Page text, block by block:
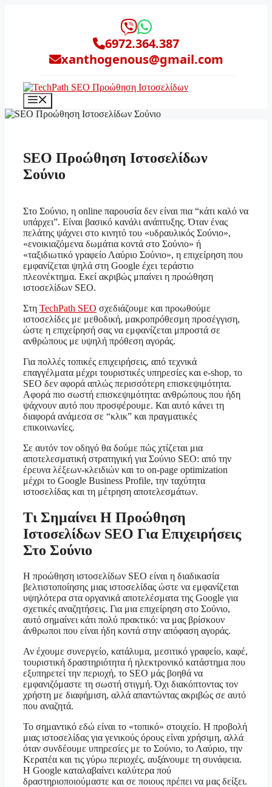
6972.364.387
xanthogenous@gmail.com
SEO Προώθηση Ιστοσελίδων
Σούνιο
Στο Σούνιο, η online παρουσία δεν είναι πια “κάτι καλό να
υπάρχει”. Είναι βασικό κανάλι ανάπτυξης. Όταν ένας
πελάτης ψάχνει στο κινητό του «υδραυλικός Σούνιο»,
«ενοικιαζόμενα δωμάτια κοντά στο Σούνιο» ή
«ταξιδιωτικό γραφείο Λαύριο Σούνιο», η επιχείρηση που
εμφανίζεται ψηλά στη Google έχει τεράστιο
πλεονέκτημα. Εκεί ακριβώς μπαίνει η προώθηση
ιστοσελίδων SEO.
Στη TechPath SEO σχεδιάζουμε και προωθούμε
ιστοσελίδες με μεθοδική, μακροπρόθεσμη προσέγγιση,
ώστε η επιχείρησή σας να εμφανίζεται μπροστά σε
ανθρώπους με υψηλή πρόθεση αγοράς.
Για πολλές τοπικές επιχειρήσεις, από τεχνικά
επαγγέλματα μέχρι τουριστικές υπηρεσίες και e-shop, το
SEO δεν αφορά απλώς περισσότερη επισκεψιμότητα.
Αφορά πιο σωστή επισκεψιμότητα: ανθρώπους που ήδη
ψάχνουν αυτό που προσφέρουμε. Και αυτό κάνει τη
διαφορά ανάμεσα σε “κλικ” και πραγματικές
επικοινωνίες.
Σε αυτόν τον οδηγό θα δούμε πώς χτίζεται μια
αποτελεσματική στρατηγική για Σούνιο SEO: από την
έρευνα λέξεων-κλειδιών και το on-page optimization
μέχρι το Google Business Profile, την ταχύτητα
ιστοσελίδας και τη μέτρηση αποτελεσμάτων.
Τι Σημαίνει Η Προώθηση
Ιστοσελίδων SEO Για Επιχειρήσεις
Στο Σούνιο
Η προώθηση ιστοσελίδων SEO είναι η διαδικασία
βελτιστοποίησης μιας ιστοσελίδας ώστε να εμφανίζεται
υψηλότερα στα οργανικά αποτελέσματα της Google για
σχετικές αναζητήσεις. Για μια επιχείρηση στο Σούνιο,
αυτό σημαίνει κάτι πολύ πρακτικό: να μας βρίσκουν
άνθρωποι που είναι ήδη κοντά στην απόφαση αγοράς.
Αν έχουμε συνεργείο, κατάλυμα, μεσιτικό γραφείο, καφέ,
τουριστική δραστηριότητα ή ηλεκτρονικό κατάστημα που
εξυπηρετεί την περιοχή, το SEO μάς βοηθά να
εμφανιζόμαστε τη σωστή στιγμή. Όχι διακόπτοντας τον
χρήστη με διαφήμιση, αλλά απαντώντας ακριβώς σε αυτό
που αναζητά.
Το σημαντικό εδώ είναι το «τοπικό» στοιχείο. Η προβολή
μιας ιστοσελίδας για γενικούς όρους είναι χρήσιμη, αλλά
όταν συνδέουμε υπηρεσίες με το Σούνιο, το Λαύριο, την
Κερατέα και τις γύρω περιοχές, αυξάνουμε τη συνάφεια.
Η Google καταλαβαίνει καλύτερα πού
δραστηριοποιούμαστε και σε ποιους πρέπει να μας δείξει.